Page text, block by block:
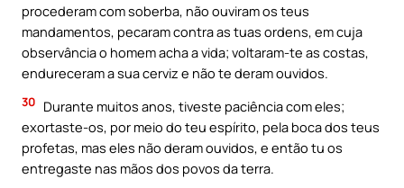
procederam com soberba, não ouviram os teus
mandamentos, pecaram contra as tuas ordens, em cuja
observância o homem acha a vida; voltaram-te as costas,
endureceram a sua cerviz e não te deram ouvidos.
30 Durante muitos anos, tiveste paciência com eles;
exortaste-os, por meio do teu espírito, pela boca dos teus
profetas, mas eles não deram ouvidos, e então tu os
entregaste nas mãos dos povos da terra.